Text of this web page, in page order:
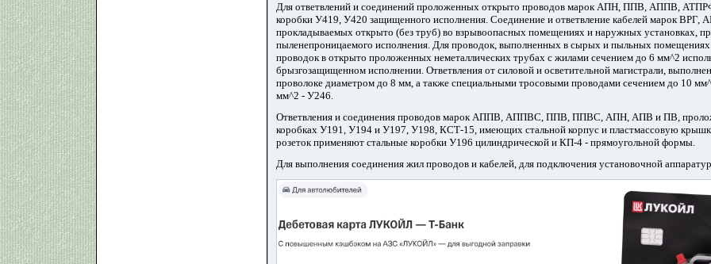
Для ответвлений и соединений проложенных открыто проводов марок АПН, ППВ, АППВ,
коробки У419, У420 защищенного исполнения. Соединение и ответвление кабелей марок
прокладываемых открыто (без труб) во взрывоопасных помещениях и наружных установках,
пыленепроницаемого исполнения. Для проводок, выполненных в сырых и пыльных помещениях
проводок в открыто проложенных неметаллических трубах с жилами сечением до 6 мм^2
брызгозащищенном исполнении. Ответвления от силовой и осветительной магистрали,
проволоке диаметром до 8 мм, а также специальными тросовыми проводами сечением до 10
мм^2 - У246.
Ответвления и соединения проводов марок АППВ, АППВС, ППВ, ППВС, АПН, АПВ и ПВ,
коробках У191, У194 и У197, У198, КСТ-15, имеющих стальной корпус и пластмассовую
розеток применяют стальные коробки У196 цилиндрической и КП-4 - прямоугольной формы.
Для выполнения соединения жил проводов и кабелей, для подключения установочной